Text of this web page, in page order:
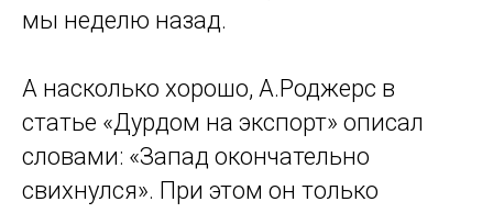
мы неделю назад.
А насколько хорошо, А.Роджерс в
статье «Дурдом на экспорт» описал
словами: «Запад окончательно
свихнулся». При этом он только